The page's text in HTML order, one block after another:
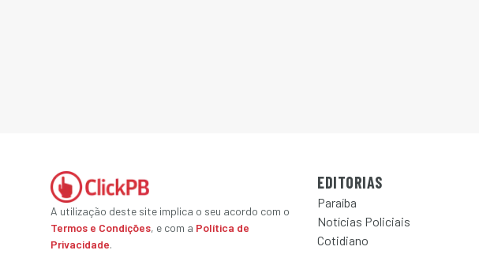
A utilização deste site implica o seu acordo com o
Termos e Condições, e com a Política de
Privacidade.
EDITORIAS
Paraíba
Notícias Policiais
Cotidiano